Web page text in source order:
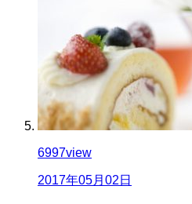
6997view
2017年05月02日